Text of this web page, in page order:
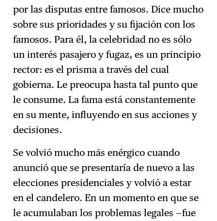
por las disputas entre famosos. Dice mucho
sobre sus prioridades y su fijación con los
famosos. Para él, la celebridad no es sólo
un interés pasajero y fugaz, es un principio
rector: es el prisma a través del cual
gobierna. Le preocupa hasta tal punto que
le consume. La fama está constantemente
en su mente, influyendo en sus acciones y
decisiones.
Se volvió mucho más enérgico cuando
anunció que se presentaría de nuevo a las
elecciones presidenciales y volvió a estar
en el candelero. En un momento en que se
le acumulaban los problemas legales —fue